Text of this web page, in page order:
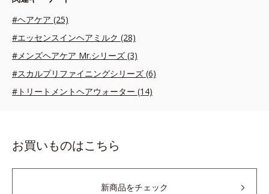
#ヘアケア (25)
#エッセンスインヘアミルク (28)
#メンズヘアケア Mr.シリーズ (3)
#スカルプリファイニングシリーズ (6)
#トリートメントヘアウォーター (14)
お買いものはこちら
新商品をチェック